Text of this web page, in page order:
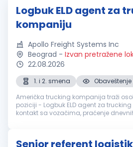
možete nas kontaktirati....
Logbuk ELD agent za
kompaniju
Apollo Freight Systems Inc
Beograd - Izvan pretražene
22.08.2026
1. i 2. smena
Američka trucking kompanija traži
poziciji - Logbuk ELD agent za
kontakt sa vozačima, praćenje
Senior referent